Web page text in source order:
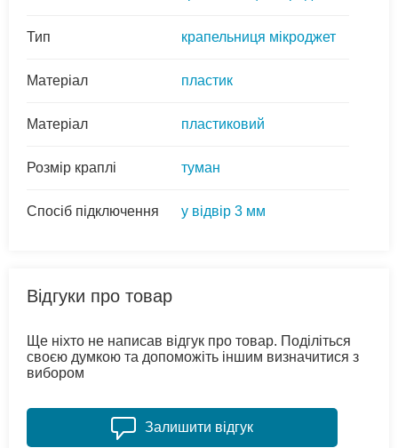
Тип крапельниця мікроджет
Матеріал пластик
Матеріал пластиковий
Розмір краплі туман
Спосіб підключення у відвір 3 мм
Відгуки про товар
Ще ніхто не написав відгук про товар. Поділіться
своєю думкою та допоможіть іншим визначитися з
вибором
Залишити відгук